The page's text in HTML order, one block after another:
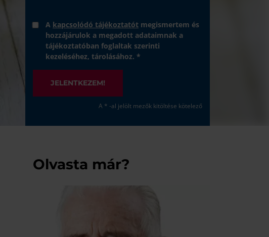
A kapcsolódó tájékoztatót megismertem és
hozzájárulok a megadott adataimnak a
tájékoztatóban foglaltak szerinti
kezeléséhez, tárolásához. *
JELENTKEZEM!
A * -al jelölt mezők kitöltése kötelező
Olvasta már?